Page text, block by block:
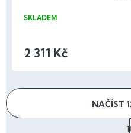
SKLADEM
2 311 Kč
NAČÍST
1